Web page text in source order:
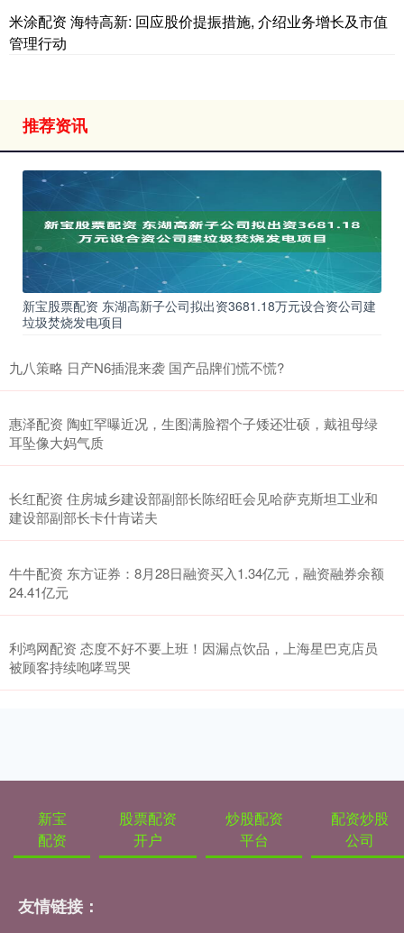
米涂配资 海特高新: 回应股价提振措施, 介绍业务增长及市值
管理行动
推荐资讯
新宝股票配资 东湖高新子公司拟出资3681.18万元设合资公司建
垃圾焚烧发电项目
九八策略 日产N6插混来袭 国产品牌们慌不慌?
惠泽配资 陶虹罕曝近况，生图满脸褶个子矮还壮硕，戴祖母绿
耳坠像大妈气质
长红配资 住房城乡建设部副部长陈绍旺会见哈萨克斯坦工业和
建设部副部长卡什肯诺夫
牛牛配资 东方证券：8月28日融资买入1.34亿元，融资融券余额
24.41亿元
利鸿网配资 态度不好不要上班！因漏点饮品，上海星巴克店员
被顾客持续咆哮骂哭
新宝
配资
股票配资
开户
炒股配资
平台
配资炒股
公司
友情链接：